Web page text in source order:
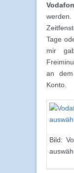
Tage
mir
an
Konto.
Bild: